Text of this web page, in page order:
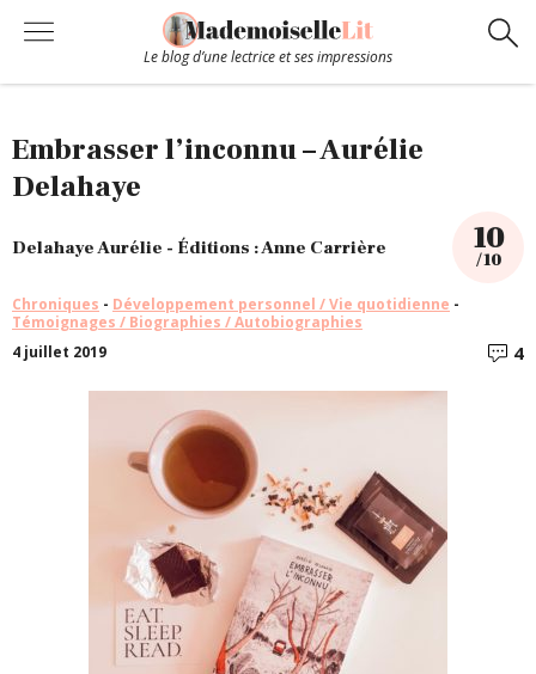
Le blog d’une lectrice et ses impressions
Contact
Embrasser l’inconnu – Aurélie
Delahaye
Delahaye Aurélie - Éditions : Anne Carrière 10
/ 10
Chroniques - Développement personnel / Vie quotidienne -
Témoignages / Biographies / Autobiographies
4 juillet 2019
4